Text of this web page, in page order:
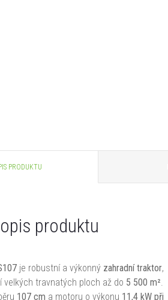
PRODUKTU
produktu
je robustní a výkonný zahradní traktor,
velkých travnatých ploch až do 5 500 m².
107 cm a motoru o výkonu 11,4 kW při